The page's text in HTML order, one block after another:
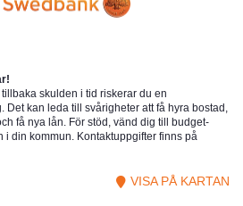
skulden i tid riskerar du en
Det kan leda till svårigheter att få hyra bostad,
få nya lån. För stöd, vänd dig till budget-
i din kommun. Kontaktuppgifter finns på
VISA PÅ KARTAN